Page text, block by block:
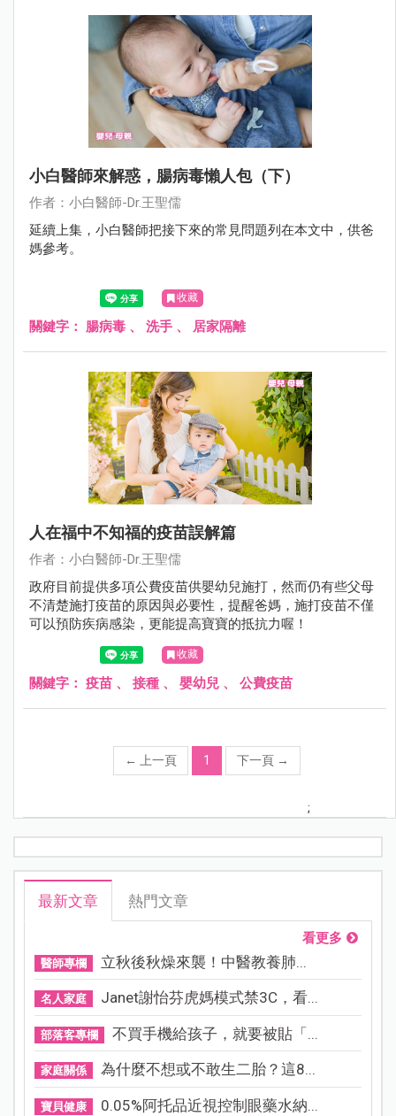
小白醫師來解惑，腸病毒懶人包（下）
作者：小白醫師-Dr.王聖儒
延續上集，小白醫師把接下來的常見問題列在本文中，供爸
媽參考。
收藏
關鍵字： 腸病毒 、 洗手 、 居家隔離
人在福中不知福的疫苗誤解篇
作者：小白醫師-Dr.王聖儒
政府目前提供多項公費疫苗供嬰幼兒施打，然而仍有些父母
不清楚施打疫苗的原因與必要性，提醒爸媽，施打疫苗不僅
可以預防疾病感染，更能提高寶寶的抵抗力喔！
收藏
關鍵字： 疫苗 、 接種 、 嬰幼兒 、 公費疫苗
← 上一頁 1 下一頁 →
;
最新文章 熱門文章
看更多
醫師專欄 立秋後秋燥來襲！中醫教養肺...
名人家庭 Janet謝怡芬虎媽模式禁3C，看...
部落客專欄 不買手機給孩子，就要被貼「...
家庭關係 為什麼不想或不敢生二胎？這8...
寶貝健康 0.05%阿托品近視控制眼藥水納...